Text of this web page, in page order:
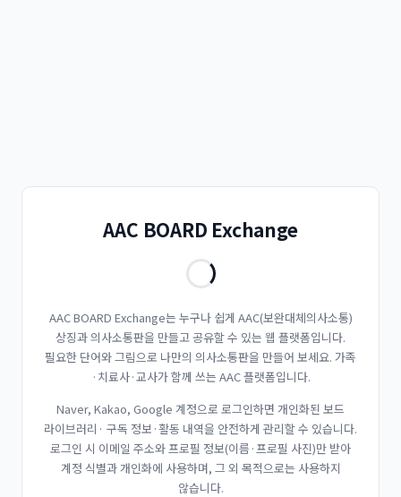
AAC BOARD Exchange
AAC BOARD Exchange는 누구나 쉽게 AAC(보완대체의사소통)
상징과 의사소통판을 만들고 공유할 수 있는 웹 플랫폼입니다.
필요한 단어와 그림으로 나만의 의사소통판을 만들어 보세요. 가족
·치료사·교사가 함께 쓰는 AAC 플랫폼입니다.
Naver, Kakao, Google 계정으로 로그인하면 개인화된 보드
라이브러리· 구독 정보·활동 내역을 안전하게 관리할 수 있습니다.
로그인 시 이메일 주소와 프로필 정보(이름·프로필 사진)만 받아
계정 식별과 개인화에 사용하며, 그 외 목적으로는 사용하지
않습니다.